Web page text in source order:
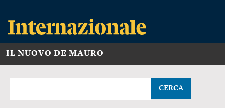
IL NUOVO DE MAURO
CERCA